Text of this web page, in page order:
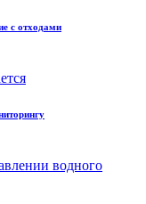
с отходами